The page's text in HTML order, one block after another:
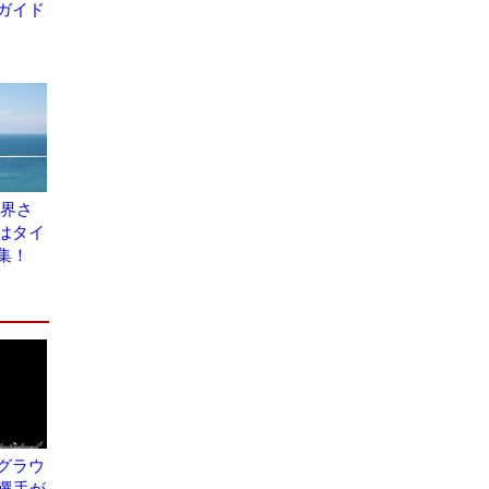
イド
さ
タイ
！
ラウ